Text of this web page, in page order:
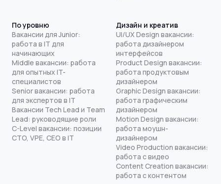
По уровню
Вакансии для Junior:
работа в IT для
начинающих
Middle вакансии: работа
для опытных IT-
специалистов
Senior вакансии: работа
для экспертов в IT
Вакансии Tech Lead и Team
Lead: руководящие роли
C-Level вакансии: позиции
CTO, VPE, CEO в IT
Дизайн и креатив
UI/UX Design вакансии:
работа дизайнером
интерфейсов
Product Design вакансии:
работа продуктовым
дизайнером
Graphic Design вакансии:
работа графическим
дизайнером
Motion Design вакансии:
работа моушн-
дизайнером
Video Production вакансии:
работа с видео
Content Creation вакансии:
работа с контентом